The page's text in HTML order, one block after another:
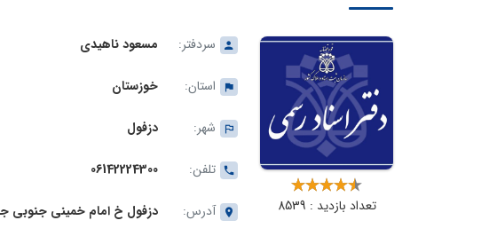
تعداد بازدید : 8539
سردفتر: مسعود ناهیدی
استان: خوزستان
شهر: دزفول
تلفن: 06142224300
آدرس: دزفول خ امام خمینی جنوبی جنب